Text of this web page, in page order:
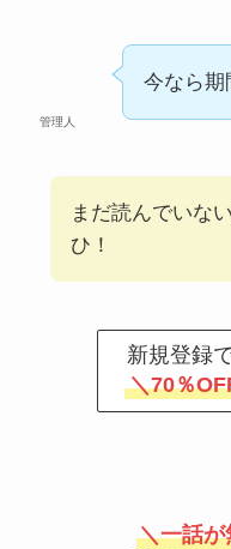
管理人
今なら期
まだ読んでいな
ひ！
新規登録
＼70％
＼一話が